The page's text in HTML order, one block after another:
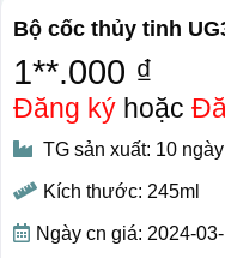
Bộ cốc thủy tinh
1**.000 ₫
Đăng kýhoặc
TG sản xuất: 10
Kích thước: 245ml
Ngày cn giá: 2024-